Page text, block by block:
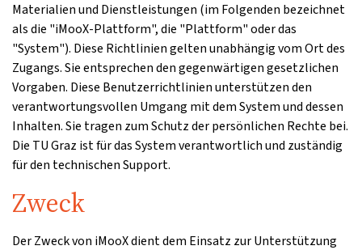
Materialien und Dienstleistungen (im Folgenden bezeichnet
als die "iMooX-Plattform", die "Plattform" oder das
"System"). Diese Richtlinien gelten unabhängig vom Ort des
Zugangs. Sie entsprechen den gegenwärtigen gesetzlichen
Vorgaben. Diese Benutzerrichtlinien unterstützen den
verantwortungsvollen Umgang mit dem System und dessen
Inhalten. Sie tragen zum Schutz der persönlichen Rechte bei.
Die TU Graz ist für das System verantwortlich und zuständig
für den technischen Support.
Zweck
Der Zweck von iMooX dient dem Einsatz zur Unterstützung